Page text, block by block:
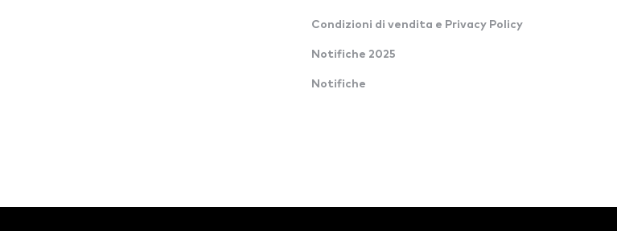
Condizioni di vendita e Privacy Policy
Notifiche 2025
Notifiche